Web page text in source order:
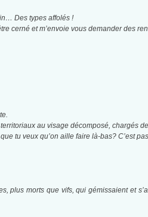
Des types affolés !
cerné et m’envoie vous demander des
au visage décomposé, chargés
tu veux qu’on aille faire là-bas? C’est
plus morts que vifs, qui gémissaient et